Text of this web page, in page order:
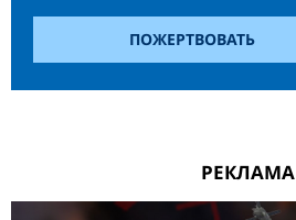
ПОЖЕРТВОВАТЬ
РЕКЛАМА